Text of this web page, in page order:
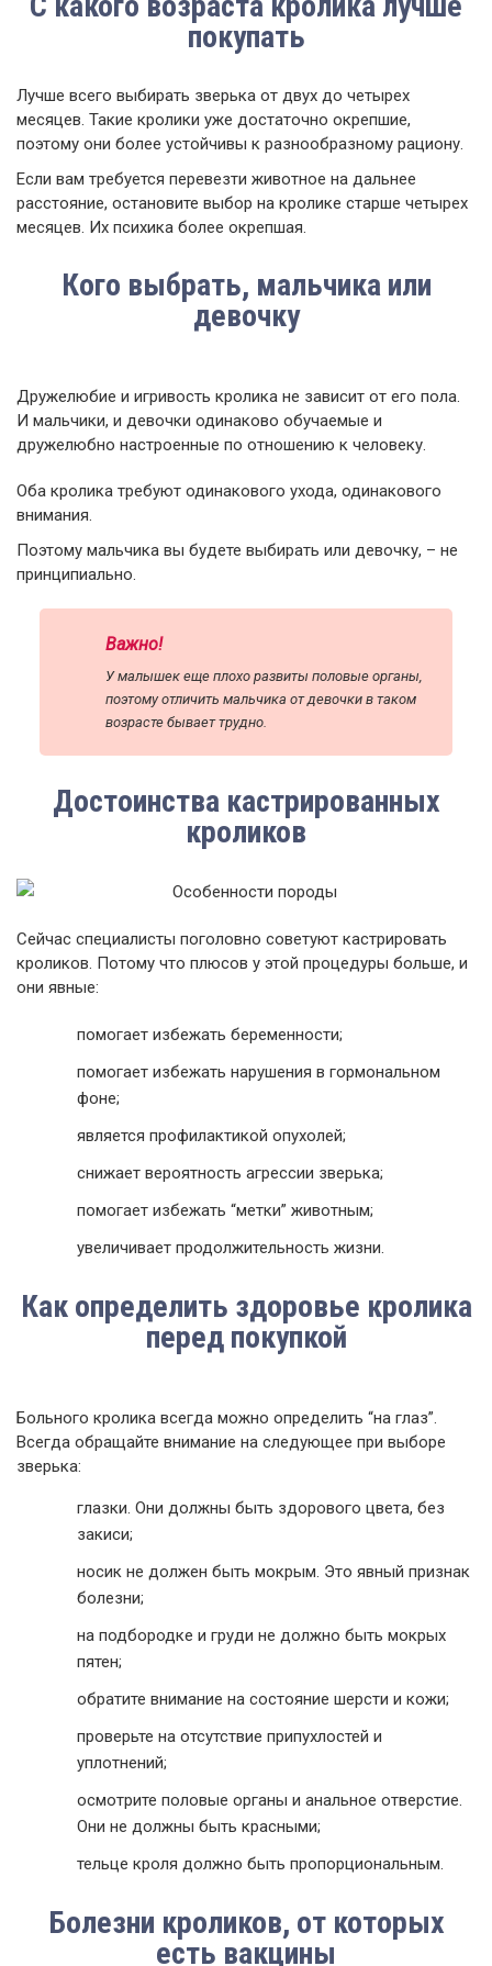
покупать
Лучше всего выбирать зверька от двух до четырех
месяцев. Такие кролики уже достаточно окрепшие,
поэтому они более устойчивы к разнообразному рациону.
Если вам требуется перевезти животное на дальнее
расстояние, остановите выбор на кролике старше четырех
месяцев. Их психика более окрепшая.
Кого выбрать, мальчика или
девочку
Дружелюбие и игривость кролика не зависит от его пола.
И мальчики, и девочки одинаково обучаемые и
дружелюбно настроенные по отношению к человеку.
Оба кролика требуют одинакового ухода, одинакового
внимания.
Поэтому мальчика вы будете выбирать или девочку, – не
принципиально.
Важно!
У малышек еще плохо развиты половые органы,
поэтому отличить мальчика от девочки в таком
возрасте бывает трудно.
Достоинства кастрированных
кроликов
Сейчас специалисты поголовно советуют кастрировать
кроликов. Потому что плюсов у этой процедуры больше, и
они явные:
помогает избежать беременности;
помогает избежать нарушения в гормональном
фоне;
является профилактикой опухолей;
снижает вероятность агрессии зверька;
помогает избежать “метки” животным;
увеличивает продолжительность жизни.
Как определить здоровье кролика
перед покупкой
Больного кролика всегда можно определить “на глаз”.
Всегда обращайте внимание на следующее при выборе
зверька:
глазки. Они должны быть здорового цвета, без
закиси;
носик не должен быть мокрым. Это явный признак
болезни;
на подбородке и груди не должно быть мокрых
пятен;
обратите внимание на состояние шерсти и кожи;
проверьте на отсутствие припухлостей и
уплотнений;
осмотрите половые органы и анальное отверстие.
Они не должны быть красными;
тельце кроля должно быть пропорциональным.
Болезни кроликов, от которых
есть вакцины